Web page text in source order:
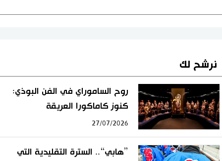
نرشح لك
روح الساموراي في الفن البوذي:
كنوز كاماكورا العريقة
27/07/2026
”هابي“.. السترة التقليدية التي